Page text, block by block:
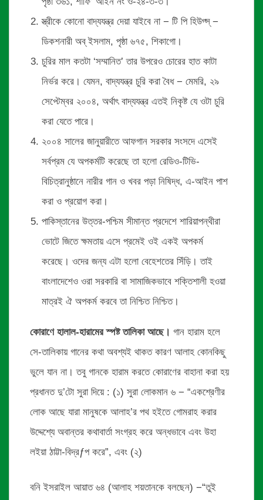
স্ত্রীকে কোনো বাদ্যযন্ত্র দেয়া যাইবে না − টি পি হিউগ্স্ −
ডিকশনারী অব্ ইসলাম, পৃষ্ঠা ৬৭৫, শিকাগো।
চুরির মাল কতটা ‘সম্মানিত’ তার উপরেও চোরের হাত কাটা
নির্ভর করে। যেমন, বাদ্যযন্ত্র চুরি করা বৈধ − মেমরি, ২৯
সেপ্টেম্বর ২০০৪, অর্থাৎ বাদ্যযন্ত্র এতই নিকৃষ্ট যে ওটা চুরি
করা যেতে পারে।
২০০৪ সালের জানুয়ারীতে আফগান সরকার সংসদে এসেই
সর্বপ্রম যে অপকর্মটি করেছে তা হলো রেডিও-টিভি-
বিচিত্রানুষ্ঠানে নারীর গান ও খবর পড়া নিষিদ্ধ, এ-আইন পাশ
করা ও প্রয়োগ করা।
পাকিস্তানের উত্তর-পশ্চিম সীমান্ত প্রদেশে শারিয়াপন্থীরা
ভোটে জিতে ক্ষমতায় এসে প্রমেই ওই একই অপকর্ম
করেছে। ওদের জন্য এটা হলো বেহেশতের সিঁড়ি। তাই
বাংলাদেশেও ওরা সরকারি বা সামাজিকভাবে শক্তিশালী হওয়া
মাত্রই ঐ অপকর্ম করবে তা নিশ্চিত নিশ্চিত।
কোরাণে হালাল-হারামের স্পষ্ট তালিকা আছে। গান হারাম হলে
সে-তালিকায় গানের কথা অবশ্যই থাকত কারণ আলাহ কোনকিছু
ভুলে যান না। তবু গানকে হারাম করতে কোরাণের বাহানা করা হয়
প্রধানত দু’টো সুরা দিয়ে : (১) সুরা লোকমান ৬ − “একশ্রেণীর
লোক আছে যারা মানুষকে আলাহ’র পথ হইতে গোমরাহ করার
উদ্দেশ্যে অবান্তর কথাবার্তা সংগ্রহ করে অন্ধভাবে এবং উহা
লইয়া ঠাট্টা-বিদ্রƒপ করে”, এবং (২)
বনি ইসরাইল আয়াত ৬৪ (আলাহ শয়তানকে বলছেন) −“তুই